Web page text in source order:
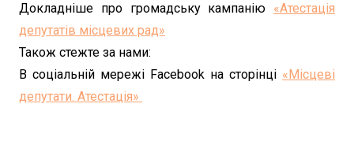
Докладніше про громадську кампанію «Атестація
депутатів місцевих рад»
Також стежте за нами:
В соціальній мережі Facebook на сторінці «Місцеві
депутати. Атестація»